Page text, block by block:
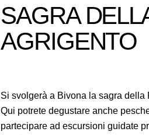
SAGRA
AGRIGENTO
Si svolgerà a Bivona la sagra della
Qui potrete degustare anche
partecipare ad escursioni guidate